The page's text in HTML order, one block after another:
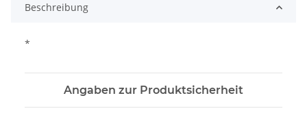
Beschreibung
*
Angaben zur Produktsicherheit